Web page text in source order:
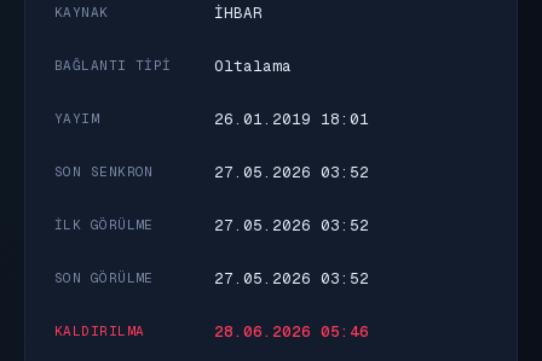
KAYNAK İHBAR
BAĞLANTI TIPI Oltalama
YAYIM 26.01.2019 18:01
SON SENKRON 27.05.2026 03:52
İLK GÖRÜLME 27.05.2026 03:52
SON GÖRÜLME 27.05.2026 03:52
KALDIRILMA 28.06.2026 05:46